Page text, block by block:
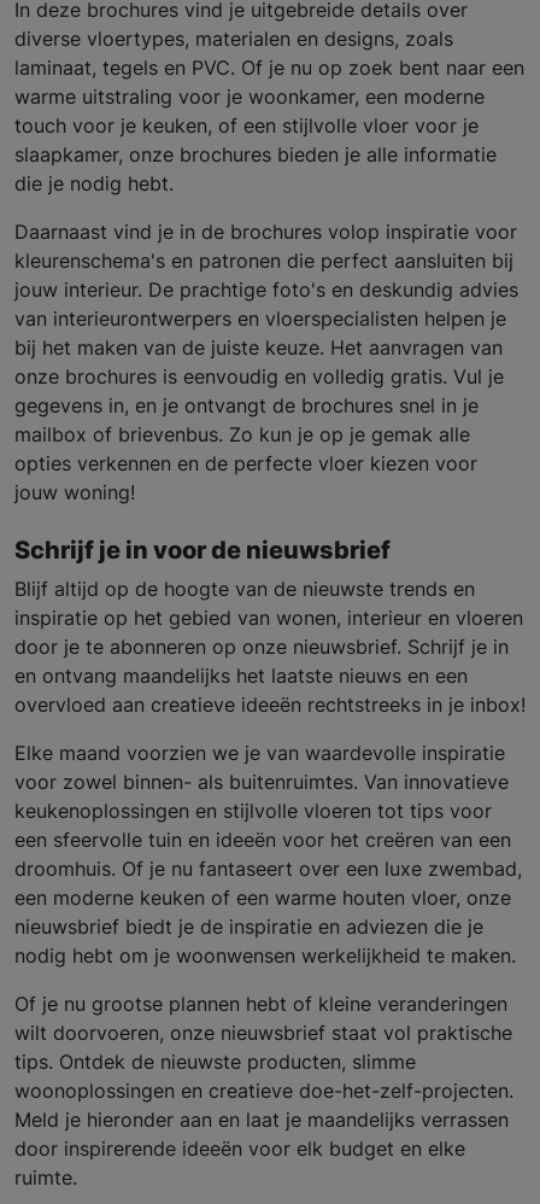
In deze brochures vind je uitgebreide details over
diverse vloertypes, materialen en designs, zoals
laminaat, tegels en PVC. Of je nu op zoek bent naar een
warme uitstraling voor je woonkamer, een moderne
touch voor je keuken, of een stijlvolle vloer voor je
slaapkamer, onze brochures bieden je alle informatie
die je nodig hebt.
Daarnaast vind je in de brochures volop inspiratie voor
kleurenschema's en patronen die perfect aansluiten bij
jouw interieur. De prachtige foto's en deskundig advies
van interieurontwerpers en vloerspecialisten helpen je
bij het maken van de juiste keuze. Het aanvragen van
onze brochures is eenvoudig en volledig gratis. Vul je
gegevens in, en je ontvangt de brochures snel in je
mailbox of brievenbus. Zo kun je op je gemak alle
opties verkennen en de perfecte vloer kiezen voor
jouw woning!
Schrijf je in voor de nieuwsbrief
Blijf altijd op de hoogte van de nieuwste trends en
inspiratie op het gebied van wonen, interieur en vloeren
door je te abonneren op onze nieuwsbrief. Schrijf je in
en ontvang maandelijks het laatste nieuws en een
overvloed aan creatieve ideeën rechtstreeks in je inbox!
Elke maand voorzien we je van waardevolle inspiratie
voor zowel binnen- als buitenruimtes. Van innovatieve
keukenoplossingen en stijlvolle vloeren tot tips voor
een sfeervolle tuin en ideeën voor het creëren van een
droomhuis. Of je nu fantaseert over een luxe zwembad,
een moderne keuken of een warme houten vloer, onze
nieuwsbrief biedt je de inspiratie en adviezen die je
nodig hebt om je woonwensen werkelijkheid te maken.
Of je nu grootse plannen hebt of kleine veranderingen
wilt doorvoeren, onze nieuwsbrief staat vol praktische
tips. Ontdek de nieuwste producten, slimme
woonoplossingen en creatieve doe-het-zelf-projecten.
Meld je hieronder aan en laat je maandelijks verrassen
door inspirerende ideeën voor elk budget en elke
ruimte.